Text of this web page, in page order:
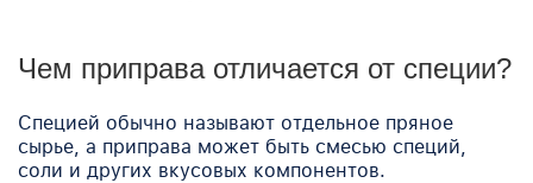
Чем приправа отличается от специи?
Специей обычно называют отдельное пряное
сырье, а приправа может быть смесью специй,
соли и других вкусовых компонентов.